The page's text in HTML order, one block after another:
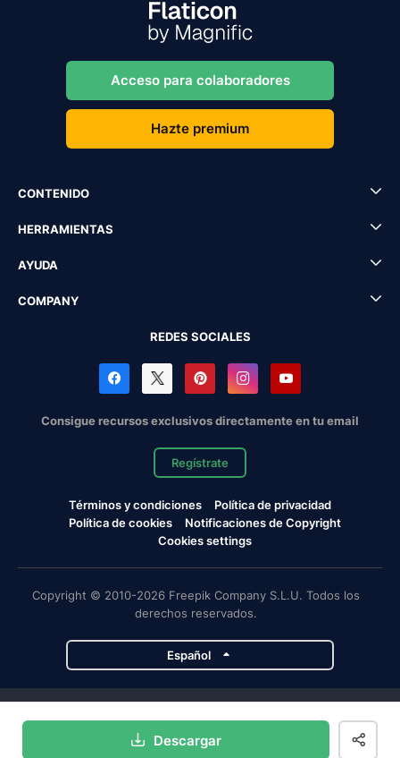
Descargar
Acceso para colaboradores
Hazte premium
CONTENIDO
HERRAMIENTAS
AYUDA
COMPANY
REDES SOCIALES
Consigue recursos exclusivos directamente en tu email
Regístrate
Términos y condiciones
Política de privacidad
Política de cookies
Notificaciones de Copyright
Cookies settings
Copyright © 2010-2026 Freepik Company S.L.U. Todos los
derechos reservados.
Español
Magnific Flaticon